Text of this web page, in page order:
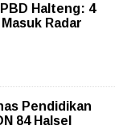
Halteng: 4
Radar
Pendidikan
84 Halsel